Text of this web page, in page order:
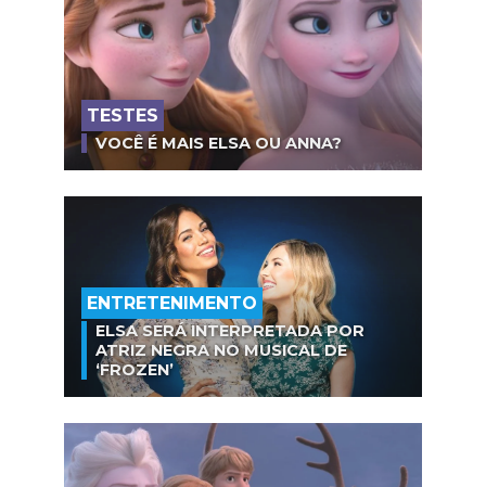
TESTES
VOCÊ É MAIS ELSA OU ANNA?
ENTRETENIMENTO
ELSA SERÁ INTERPRETADA POR
ATRIZ NEGRA NO MUSICAL DE
‘FROZEN’